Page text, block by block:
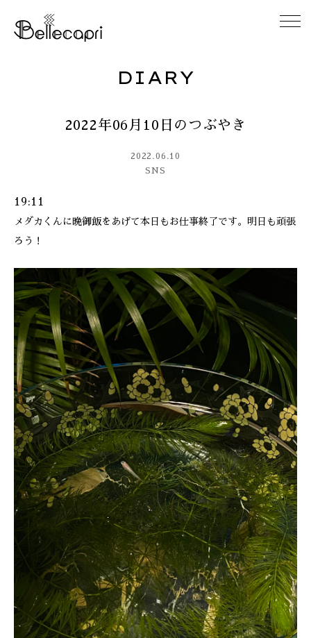
ABOUT
ACCESS
CONTACT
ONLINE SHOP
DIARY
2022年06月10日のつぶやき
2022.06.10
SNS
19:11
メダカくんに晩御飯をあげて本日もお仕事終了です。明日も頑張
ろう！